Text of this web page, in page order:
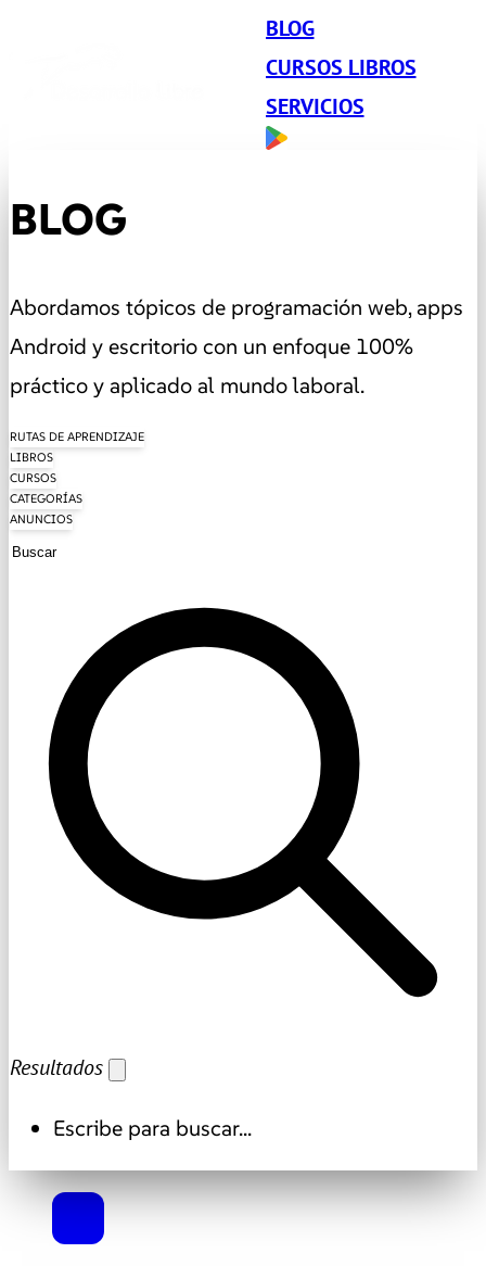
BLOG
CURSOS LIBROS
SERVICIOS
BLOG
Abordamos tópicos de programación web, apps
Android y escritorio con un enfoque 100%
práctico y aplicado al mundo laboral.
RUTAS DE APRENDIZAJE
LIBROS
CURSOS
CATEGORÍAS
ANUNCIOS
Resultados
Escribe para buscar...